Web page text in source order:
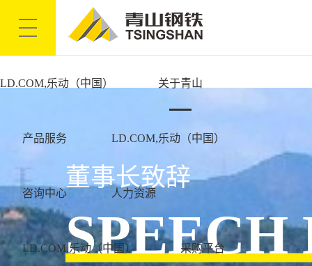
LD.COM,乐动（中国）
LD.COM,乐动（中国） 关于青山
产品服务 LD.COM,乐动（中国）
咨询中心 人力资源
LD.COM,乐动（中国） 采购平台
董事长致辞
SPEECH